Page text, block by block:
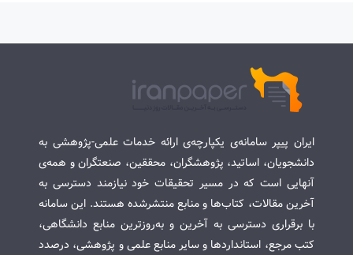
ایران پیپر سامانه‌ی یکپارچه‌ی ارائه خدمات علمی-پژوهشی به
دانشجویان، اساتید، پژوهشگران، محققین، صنعتگران و همه‌ی
آنهایی است که در مسیر تحقیقات خود نیازمند دسترسی به
آخرین مقالات، کتاب‌ها و منابع منتشرشده هستند. این سامانه
با برقراری دسترسی به آخرین و به‌روزترین منابع دانشگاهی،
کتب مرجع، استانداردها و سایر منابع علمی و پژوهشی، درصدد